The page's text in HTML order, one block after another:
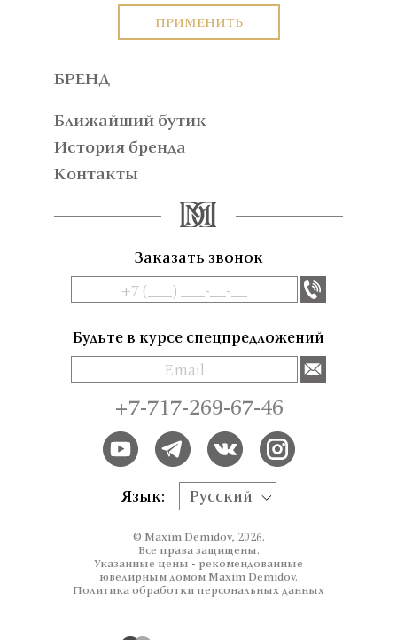
ПРИМЕНИТЬ
БРЕНД
Ближайший бутик
История бренда
Контакты
Заказать звонок
Будьте в курсе спецпредложений
+7-717-269-67-46
Язык: Русский
© Maxim Demidov, 2026.
Все права защищены.
Указанные цены - рекомендованные
ювелирным домом Maxim Demidov.
Политика обработки персональных данных